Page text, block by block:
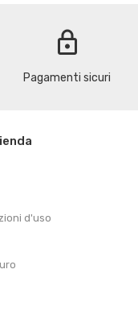
lock
Pagamenti sicuri
d'uso